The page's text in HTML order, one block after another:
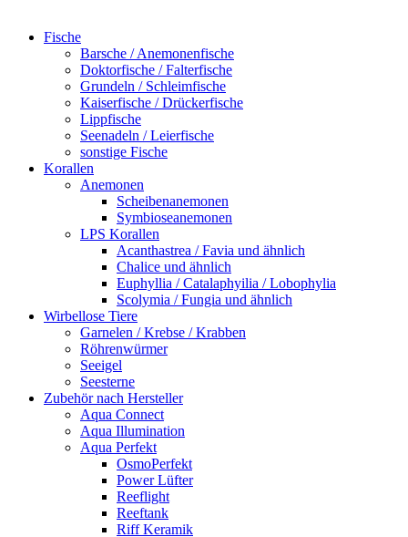
Fische
Barsche / Anemonenfische
Doktorfische / Falterfische
Grundeln / Schleimfische
Kaiserfische / Drückerfische
Lippfische
Seenadeln / Leierfische
sonstige Fische
Korallen
Anemonen
Scheibenanemonen
Symbioseanemonen
LPS Korallen
Acanthastrea / Favia und ähnlich
Chalice und ähnlich
Euphyllia / Catalaphyilia / Lobophylia
Scolymia / Fungia und ähnlich
Wirbellose Tiere
Garnelen / Krebse / Krabben
Röhrenwürmer
Seeigel
Seesterne
Zubehör nach Hersteller
Aqua Connect
Aqua Illumination
Aqua Perfekt
OsmoPerfekt
Power Lüfter
Reeflight
Reeftank
Riff Keramik